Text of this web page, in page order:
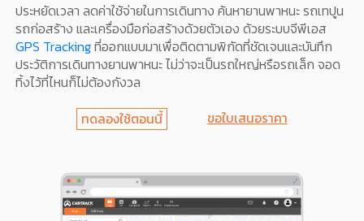
ประหยัดเวลา ลดค่าใช้จ่ายในการเดินทาง ค้นหายานพาหนะ รถเทปูน
รถก่อสร้าง และเครื่องมือก่อสร้างด้วยตัวเอง ด้วยระบบจีพีเอส
GPS Trackingที่ออกแบบมาเพื่อติดตามพิกัดที่ชัดเจนและบันทึก
ประวัติการเดินทางยานพาหนะ ไม่ว่าจะเป็นรถใหญ่หรือรถเล็ก จอด
ทิ้งไว้ที่ไหนก็ไม่ต้องกังวล
ทดลองใช้ตอนนี้ ขอใบเสนอราคา